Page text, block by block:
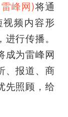
峰网)将通
频内容形
行传播。
成为雷峰网
、报道、商
先照顾，给